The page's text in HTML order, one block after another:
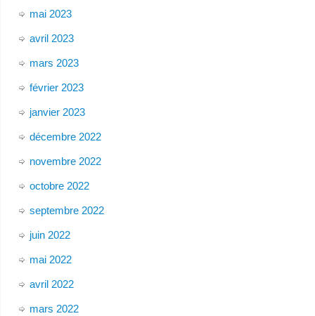
mai 2023
avril 2023
mars 2023
février 2023
janvier 2023
décembre 2022
novembre 2022
octobre 2022
septembre 2022
juin 2022
mai 2022
avril 2022
mars 2022